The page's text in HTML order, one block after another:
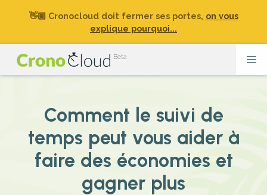
👋🏽 Cronocloud doit fermer ses portes, on vous
explique pourquoi...
Comment le suivi de
temps peut vous aider à
faire des économies et
gagner plus